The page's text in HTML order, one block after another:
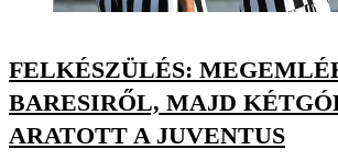
FELKÉSZÜLÉS:
BARESIRŐL, MAJD
ARATOTT A JUVENTUS